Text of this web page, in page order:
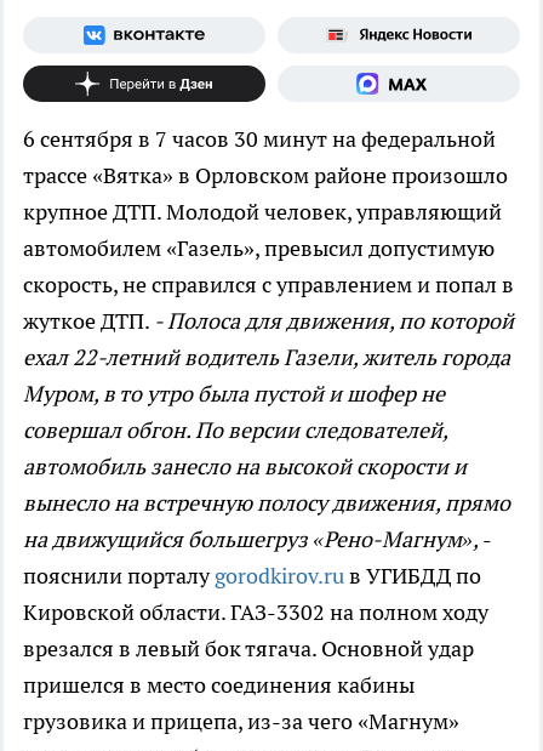
6 сентября в 7 часов 30 минут на федеральной
трассе «Вятка» в Орловском районе произошло
крупное ДТП. Молодой человек, управляющий
автомобилем «Газель», превысил допустимую
скорость, не справился с управлением и попал в
жуткое ДТП. - Полоса для движения, по которой
ехал 22-летний водитель Газели, житель города
Муром, в то утро была пустой и шофер не
совершал обгон. По версии следователей,
автомобиль занесло на высокой скорости и
вынесло на встречную полосу движения, прямо
на движущийся большегруз «Рено-Магнум», -
пояснили порталуgorodkirov.ruв УГИБДД по
Кировской области. ГАЗ-3302 на полном ходу
врезался в левый бок тягача. Основной удар
пришелся в место соединения кабины
грузовика и прицепа, из-за чего «Магнум»